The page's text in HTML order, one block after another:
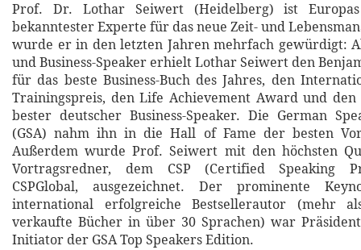
Prof. Dr. Lothar Seiwert (Heidelberg) ist
bekanntester Experte für das neue Zeit- und
wurde er in den letzten Jahren mehrfach gewürdigt:
und Business-Speaker erhielt Lothar Seiwert den
für das beste Business-Buch des Jahres, den
Trainingspreis, den Life Achievement Award und den
bester deutscher Business-Speaker. Die German
(GSA) nahm ihn in die Hall of Fame der besten
Außerdem wurde Prof. Seiwert mit den höchsten
Vortragsredner, dem CSP (Certified Speaking
CSPGlobal, ausgezeichnet. Der prominente
international erfolgreiche Bestsellerautor (mehr
verkaufte Bücher in über 30 Sprachen) war
Initiator der GSA Top Speakers Edition.